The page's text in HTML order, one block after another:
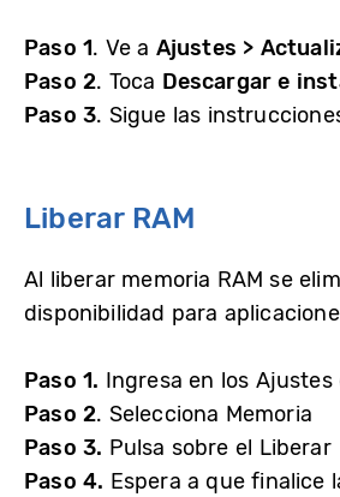
Paso 1. Ve a Ajustes >
Paso 2. Toca Descargar e
Paso 3. Sigue las
Liberar RAM
Al liberar memoria RAM se
disponibilidad para
Paso 1. Ingresa en los
Paso 2. Selecciona Memoria
Paso 3. Pulsa sobre el Liberar
Paso 4. Espera a que finalice